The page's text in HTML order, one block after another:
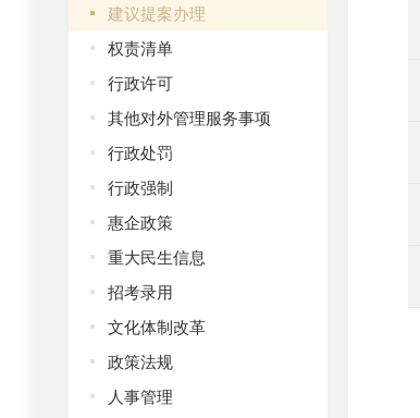
建议提案办理
权责清单
行政许可
其他对外管理服务事项
行政处罚
行政强制
惠企政策
重大民生信息
招考录用
文化体制改革
政策法规
人事管理